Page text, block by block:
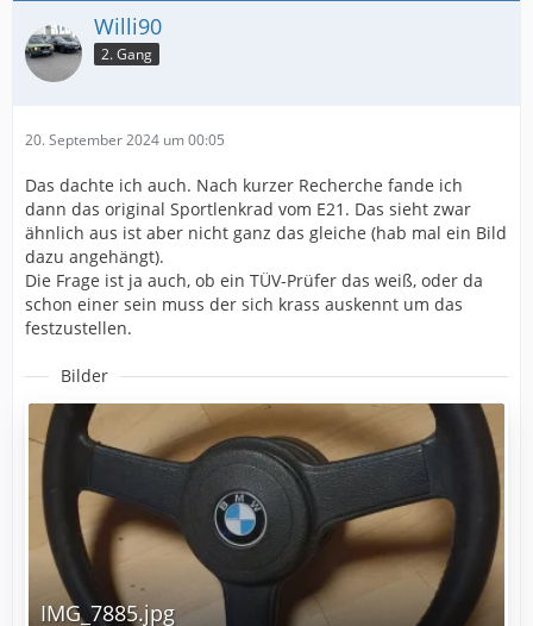
Willi90
2. Gang
20. September 2024 um 00:05
Das dachte ich auch. Nach kurzer Recherche fande ich
dann das original Sportlenkrad vom E21. Das sieht zwar
ähnlich aus ist aber nicht ganz das gleiche (hab mal ein Bild
dazu angehängt).
Die Frage ist ja auch, ob ein TÜV-Prüfer das weiß, oder da
schon einer sein muss der sich krass auskennt um das
festzustellen.
Bilder
IMG_7885.jpg